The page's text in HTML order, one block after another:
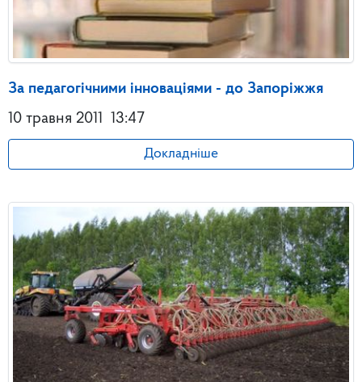
За педагогічними інноваціями - до Запоріжжя
10 травня 2011
13:47
Докладніше